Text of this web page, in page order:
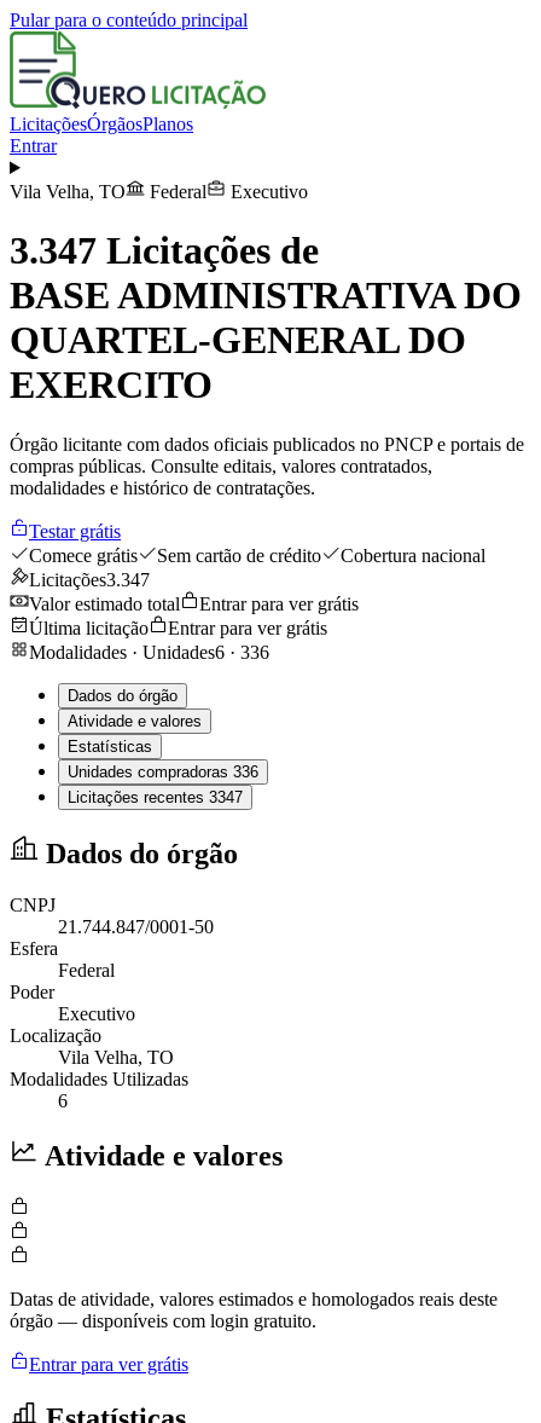
Pular para o conteúdo principal
LicitaçõesÓrgãosPlanos
Entrar
Vila Velha, TO Federal Executivo
3.347 Licitações de
BASE ADMINISTRATIVA DO
QUARTEL-GENERAL DO
EXERCITO
Órgão licitante com dados oficiais publicados no PNCP e portais de
compras públicas. Consulte editais, valores contratados,
modalidades e histórico de contratações.
Testar grátis
Comece grátis
Sem cartão de crédito
Cobertura nacional
Licitações3.347
Valor estimado total
Entrar para ver grátis
Última licitação
Entrar para ver grátis
Modalidades · Unidades6 · 336
Dados do órgão
Atividade e valores
Estatísticas
Unidades compradoras 336
Licitações recentes 3347
Dados do órgão
CNPJ
21.744.847/0001-50
Esfera
Federal
Poder
Executivo
Localização
Vila Velha, TO
Modalidades Utilizadas
6
Atividade e valores
Datas de atividade, valores estimados e homologados reais deste
órgão — disponíveis com login gratuito.
Entrar para ver grátis